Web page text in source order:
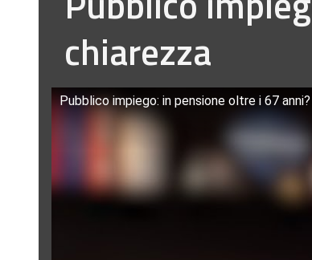
chiarezza
Pubblico impiego: in pensione oltre i 67